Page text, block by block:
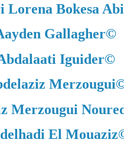
Lorena Bokesa
Gallagher©
Iguider©
Merzougui
Merzougui
El Mouaziz